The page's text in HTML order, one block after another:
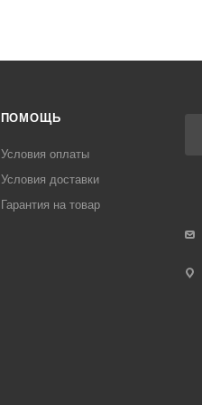
ПОМОЩЬ
Условия оплаты
Условия доставки
Гарантия на товар